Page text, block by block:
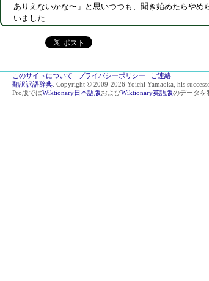
ありえないかな〜」と思いつつも、聞き始めたらや
いました
このサイトについて プライバシーポリシー
ご連絡
翻訳訳語辞典 . Copyright © 2009-2026 Yoichi Yamaoka, his
Pro版ではWiktionary日本語版およびWiktionary英語版のデータを